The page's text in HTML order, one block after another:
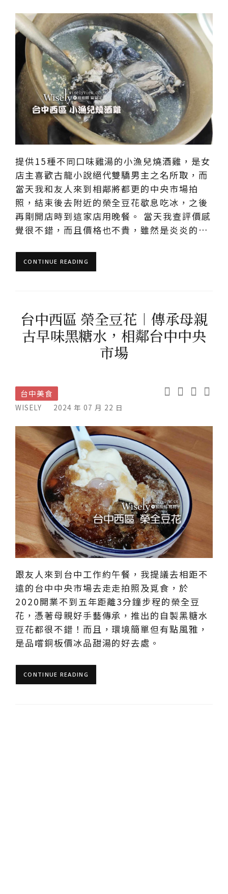
提供15種不同口味雞湯的小漁兒燒酒雞，是女
店主喜歡古龍小說絕代雙驕男主之名所取，而
當天我和友人來到相鄰將都更的中央市場拍
照，結束後去附近的榮全豆花歇息吃冰，之後
再剛開店時到這家店用晚餐。 當天我查評價感
覺很不錯，而且價格也不貴，雖然是炎炎的…
CONTINUE READING
台中西區 榮全豆花︱傳承母親
古早味黑糖水，相鄰台中中央
市場
台中美食
WISELY 2024 年 07 月 22 日
跟友人來到台中工作約午餐，我提議去相距不
遠的台中中央市場去走走拍照及覓食，於
2020開業不到五年距離3分鐘步程的榮全豆
花，憑著母親好手藝傳承，推出的自製黑糖水
豆花都很不錯！而且，環境簡單但有點風雅，
是品嚐銅板價冰品甜湯的好去處。
CONTINUE READING